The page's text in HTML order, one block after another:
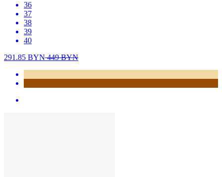
36
37
38
39
40
291.85 BYN449BYN